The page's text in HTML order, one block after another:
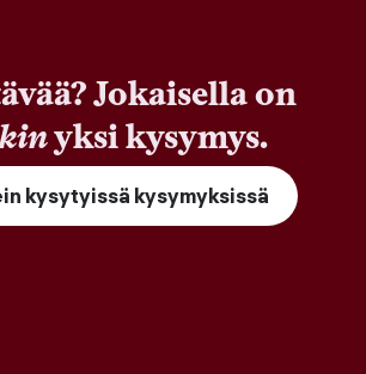
Jokaisella on
yksi kysymys.
kysytyissä kysymyksissä